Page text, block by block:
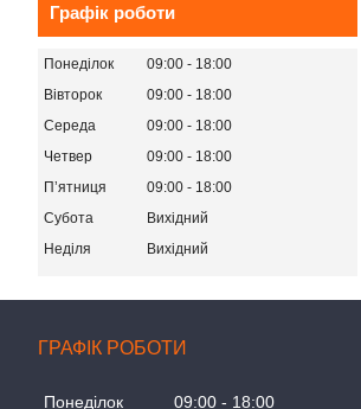
Графік роботи
Понеділок 09:00
18:00
Вівторок
09:00
18:00
Середа
09:00
18:00
Четвер
09:00
18:00
Пʼятниця
09:00
18:00
Субота
Вихідний
Неділя
Вихідний
ГРАФІК РОБОТИ
Понеділок 09:00 18:00